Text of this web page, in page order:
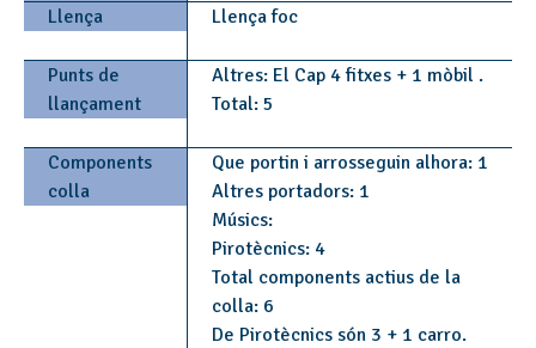
Llença
Llença foc
Punts de
llançament
Altres: El Cap 4 fitxes + 1 mòbil .
Total: 5
Components
colla
Que portin i arrosseguin alhora: 1
Altres portadors: 1
Músics:
Pirotècnics: 4
Total components actius de la
colla: 6
De Pirotècnics són 3 + 1 carro.